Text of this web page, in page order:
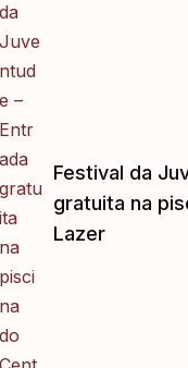
Festival da
gratuita na
Lazer